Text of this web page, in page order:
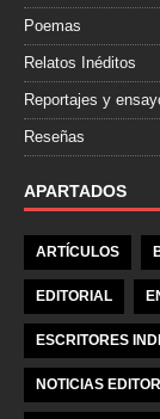
Poemas
Relatos Inéditos
Reportajes y
Reseñas
APARTADOS
ARTÍCULOS
EDITORIAL
ESCRITORES
NOTICIAS